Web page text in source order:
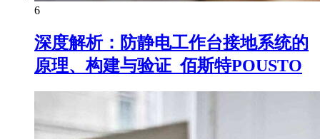
6
深度解析：防静电工作台接地系统的
原理、构建与验证_佰斯特POUSTO